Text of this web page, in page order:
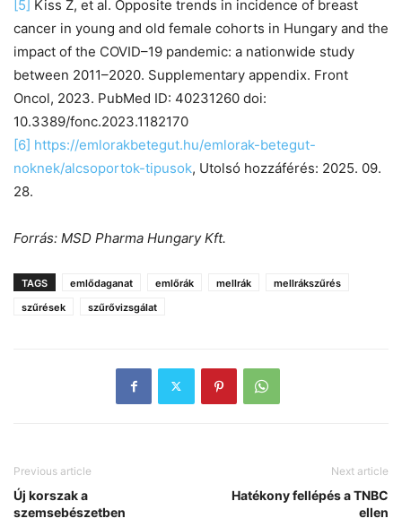
[5] Kiss Z, et al. Opposite trends in incidence of breast
cancer in young and old female cohorts in Hungary and the
impact of the COVID–19 pandemic: a nationwide study
between 2011–2020. Supplementary appendix. Front
Oncol, 2023. PubMed ID: 40231260 doi:
10.3389/fonc.2023.1182170
[6] https://emlorakbetegut.hu/emlorak-betegut-
noknek/alcsoportok-tipusok, Utolsó hozzáférés: 2025. 09.
28.
Forrás: MSD Pharma Hungary Kft.
TAGS emlődaganat emlőrák mellrák
mellrákszűrés
szűrések
szűrővizsgálat
Previous article
Új korszak a
szemsebészetben
Next article
Hatékony fellépés a TNBC
ellen